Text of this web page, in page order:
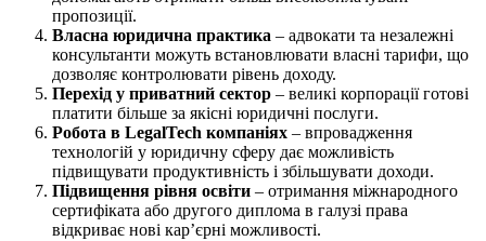
пропозиції.
Власна юридична практика – адвокати та незалежні
консультанти можуть встановлювати власні тарифи, що
дозволяє контролювати рівень доходу.
Перехід у приватний сектор – великі корпорації готові
платити більше за якісні юридичні послуги.
Робота в LegalTech компаніях – впровадження
технологій у юридичну сферу дає можливість
підвищувати продуктивність і збільшувати доходи.
Підвищення рівня освіти – отримання міжнародного
сертифіката або другого диплома в галузі права
відкриває нові кар’єрні можливості.